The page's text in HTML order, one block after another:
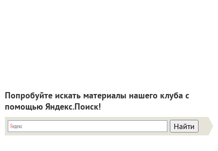
Попробуйте искать материалы нашего клуба с
помощью Яндекс.Поиск!